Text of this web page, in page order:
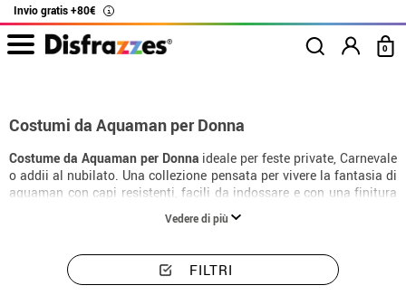
Invio gratis +80€ i
0
Costumi da Aquaman per Donna
Costume da Aquaman per Donna ideale per feste private, Carnevale
o addii al nubilato. Una collezione pensata per vivere la fantasia di
aquaman con capi resistenti, facili da indossare e con una finitura
Vedere di più
FILTRI